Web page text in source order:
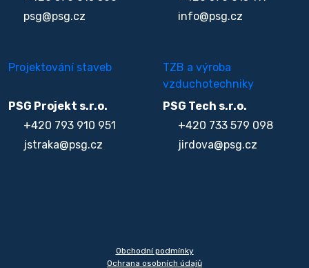
psg@psg.cz
info@psg.cz
Projektování staveb
PSG Projekt s.r.o.
+420 793 910 951
jstraka@psg.cz
TZB a výroba
vzduchotechniky
PSG Tech s.r.o.
+420 733 579 098
jirdova@psg.cz
Obchodní podmínky
Ochrana osobních údajů